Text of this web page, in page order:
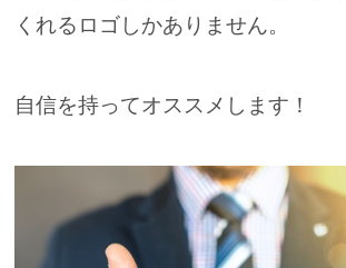
くれるロゴしかありません。
自信を持ってオススメします！